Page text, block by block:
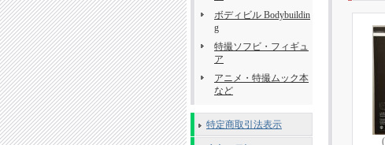
ボディビル Bodybuildin
g
特撮ソフビ・フィギュ
ア
アニメ・特撮ムック本
など
特定商取引法表示